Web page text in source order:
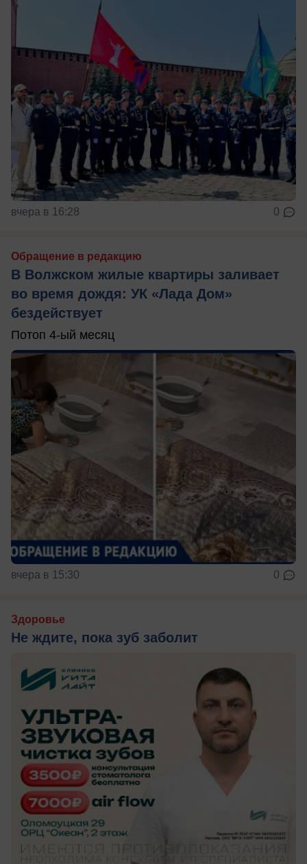
вчера в 16:28 0
Обращение в редакцию
В Волжском жилые квартиры заливает
во время дождя: УК «Лада Дом»
бездействует
Потоп 4-ый месяц
вчера в 15:30 0
Здоровье
Не ждите, пока зуб заболит